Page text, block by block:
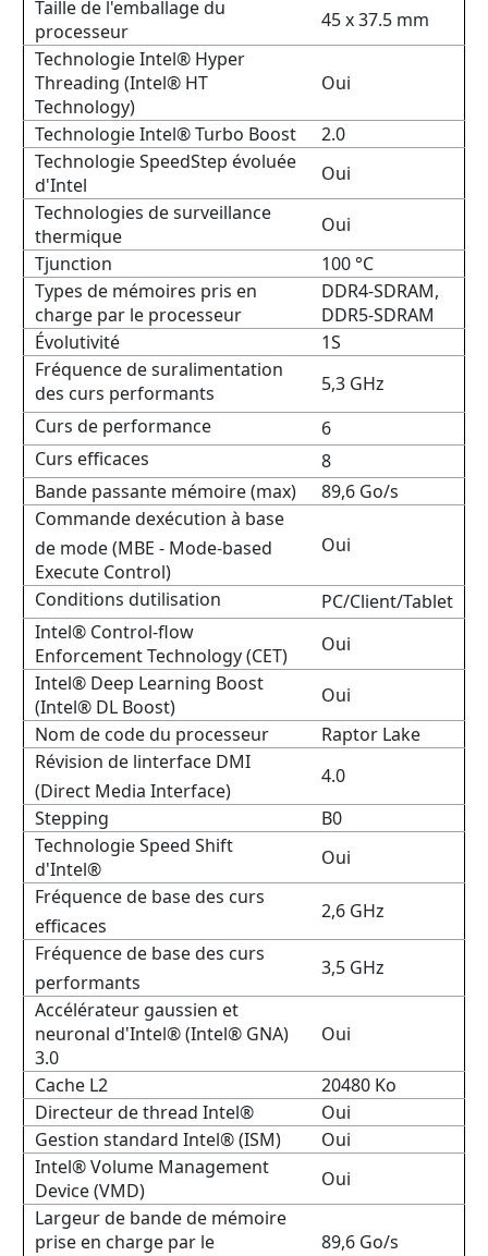
Taille de l'emballage du
processeur
45 x 37.5 mm
Technologie Intel® Hyper
Threading (Intel® HT
Technology)
Oui
Technologie Intel® Turbo Boost
2.0
Technologie SpeedStep évoluée
d'Intel
Oui
Technologies de surveillance
thermique
Oui
Tjunction
100 °C
Types de mémoires pris en
charge par le processeur
DDR4-SDRAM,
DDR5-SDRAM
Évolutivité
1S
Fréquence de suralimentation
des curs performants
5,3 GHz
Curs de performance
6
Curs efficaces
8
Bande passante mémoire (max)
89,6 Go/s
Commande dexécution à base
de mode (MBE - Mode-based
Execute Control)
Oui
Conditions dutilisation
PC/Client/Tablet
Intel® Control-flow
Enforcement Technology (CET)
Oui
Intel® Deep Learning Boost
(Intel® DL Boost)
Oui
Nom de code du processeur
Raptor Lake
Révision de linterface DMI
(Direct Media Interface)
4.0
Stepping
B0
Technologie Speed Shift
d'Intel®
Oui
Fréquence de base des curs
efficaces
2,6 GHz
Fréquence de base des curs
performants
3,5 GHz
Accélérateur gaussien et
neuronal d'Intel® (Intel® GNA)
3.0
Oui
Cache L2
20480 Ko
Directeur de thread Intel®
Oui
Gestion standard Intel® (ISM)
Oui
Intel® Volume Management
Device (VMD)
Oui
Largeur de bande de mémoire
prise en charge par le
89,6 Go/s